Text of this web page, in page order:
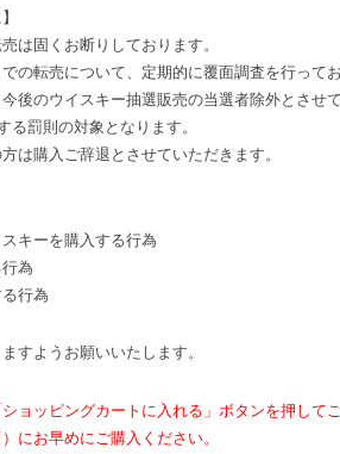
は固くお断りしております。
の転売について、定期的に覆面調査を行ってお
後のウイスキー抽選販売の当選者除外とさせ
る罰則の対象となります。
は購入ご辞退とさせていただきます。
キーを購入する行為
為
行為
すようお願いいたします。
ョッピングカートに入れる」ボタンを押して
にお早めにご購入ください。